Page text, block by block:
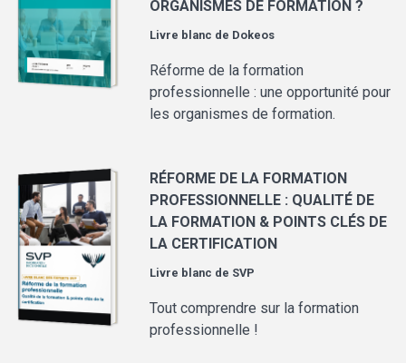
ORGANISMES DE FORMATION ?
Livre blanc de Dokeos
Réforme de la formation
professionnelle : une opportunité pour
les organismes de formation.
RÉFORME DE LA FORMATION
PROFESSIONNELLE : QUALITÉ DE
LA FORMATION & POINTS CLÉS DE
LA CERTIFICATION
Livre blanc de SVP
Tout comprendre sur la formation
professionnelle !